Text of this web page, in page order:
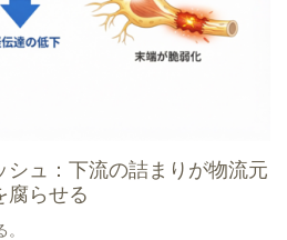
シュ：下流の詰まりが物流元
腐らせる